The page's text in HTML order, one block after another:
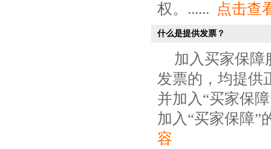
权。...... 点击查
什么是提供发票？
加入买家保障
发票的，均提供
并加入“买家保
加入“买家保障”
容